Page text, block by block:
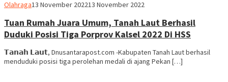
OlahragaBen
13 November 202213 November 2022
Tuan Rumah Juara Umum, Tanah Laut Berhasil
Duduki Posisi Tiga Porprov Kalsel 2022 Di HSS
𝗧𝗮𝗻𝗮𝗵 𝗟𝗮𝘂𝘁, Dnusantarapost.com -Kabupaten Tanah Laut berhasil
menduduki posisi tiga perolehan medali di ajang Pekan […]